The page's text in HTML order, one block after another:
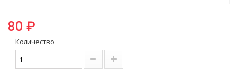
80 ₽
Количество